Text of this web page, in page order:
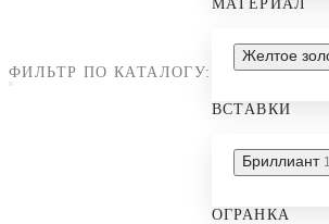
ФИЛЬТР ПО КАТАЛОГУ:
МАТЕРИАЛ
Желтое
ВСТАВКИ
Бриллиант
ОГРАНКА